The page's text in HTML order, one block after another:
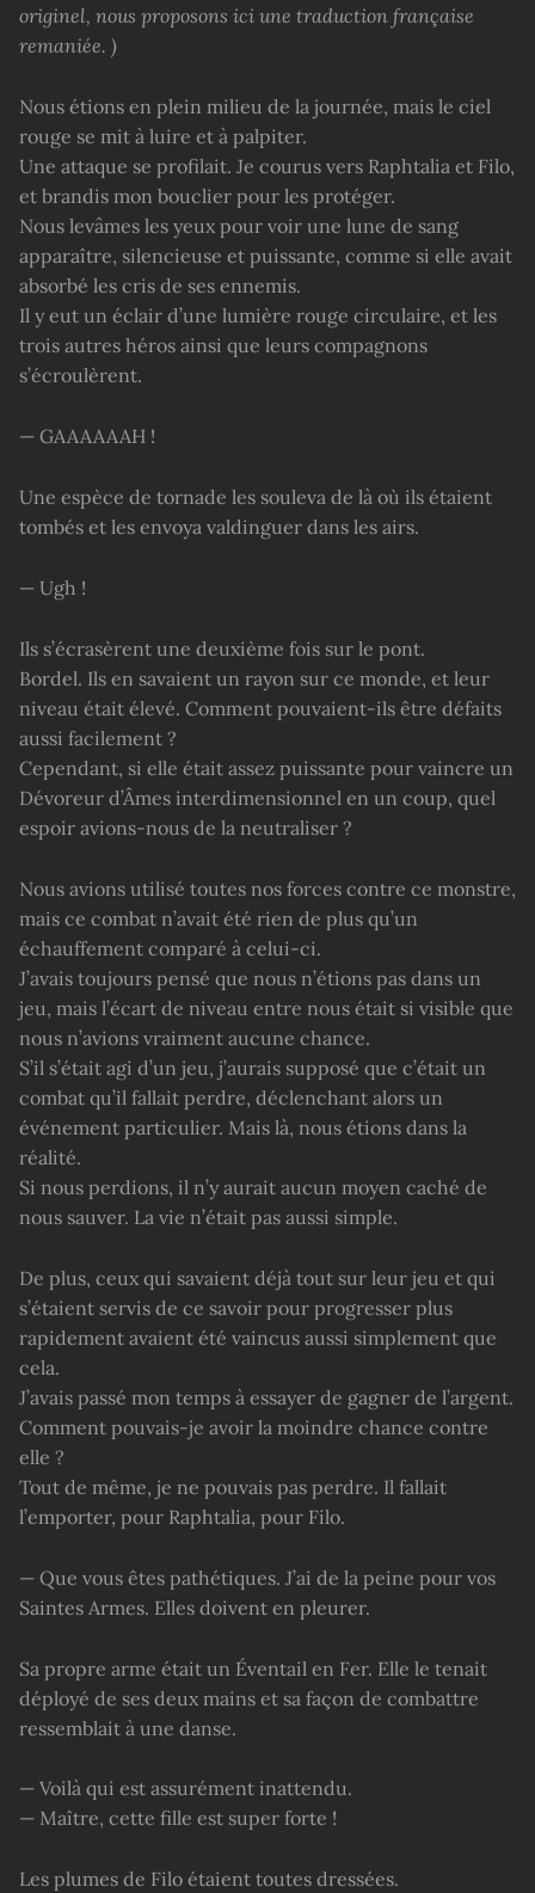
originel, nous proposons ici une traduction française
remaniée. )
Nous étions en plein milieu de la journée, mais le ciel
rouge se mit à luire et à palpiter.
Une attaque se profilait. Je courus vers Raphtalia et Filo,
et brandis mon bouclier pour les protéger.
Nous levâmes les yeux pour voir une lune de sang
apparaître, silencieuse et puissante, comme si elle avait
absorbé les cris de ses ennemis.
Il y eut un éclair d’une lumière rouge circulaire, et les
trois autres héros ainsi que leurs compagnons
s’écroulèrent.
— GAAAAAAH !
Une espèce de tornade les souleva de là où ils étaient
tombés et les envoya valdinguer dans les airs.
— Ugh !
Ils s’écrasèrent une deuxième fois sur le pont.
Bordel. Ils en savaient un rayon sur ce monde, et leur
niveau était élevé. Comment pouvaient-ils être défaits
aussi facilement ?
Cependant, si elle était assez puissante pour vaincre un
Dévoreur d’Âmes interdimensionnel en un coup, quel
espoir avions-nous de la neutraliser ?
Nous avions utilisé toutes nos forces contre ce monstre,
mais ce combat n’avait été rien de plus qu’un
échauffement comparé à celui-ci.
J’avais toujours pensé que nous n’étions pas dans un
jeu, mais l’écart de niveau entre nous était si visible que
nous n’avions vraiment aucune chance.
S’il s’était agi d’un jeu, j’aurais supposé que c’était un
combat qu’il fallait perdre, déclenchant alors un
événement particulier. Mais là, nous étions dans la
réalité.
Si nous perdions, il n’y aurait aucun moyen caché de
nous sauver. La vie n’était pas aussi simple.
De plus, ceux qui savaient déjà tout sur leur jeu et qui
s’étaient servis de ce savoir pour progresser plus
rapidement avaient été vaincus aussi simplement que
cela.
J’avais passé mon temps à essayer de gagner de l’argent.
Comment pouvais-je avoir la moindre chance contre
elle ?
Tout de même, je ne pouvais pas perdre. Il fallait
l’emporter, pour Raphtalia, pour Filo.
— Que vous êtes pathétiques. J’ai de la peine pour vos
Saintes Armes. Elles doivent en pleurer.
Sa propre arme était un Éventail en Fer. Elle le tenait
déployé de ses deux mains et sa façon de combattre
ressemblait à une danse.
— Voilà qui est assurément inattendu.
— Maître, cette fille est super forte !
Les plumes de Filo étaient toutes dressées.